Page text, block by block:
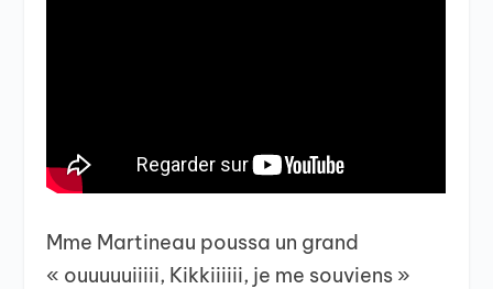
Mme Martineau poussa un grand
« ouuuuuiiiii, Kikkiiiiii, je me souviens »